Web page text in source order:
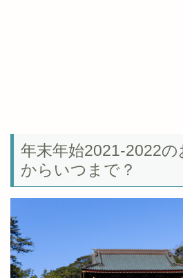
年末年始2021-2022
からいつまで？